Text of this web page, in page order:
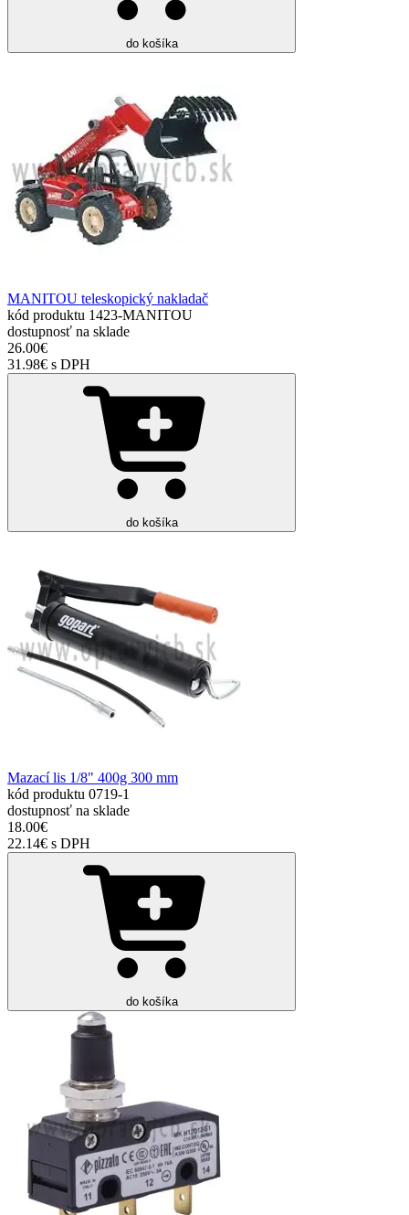
do košíka
MANITOU teleskopický nakladač
kód produktu 1423-MANITOU
dostupnosť na sklade
26.00€
31.98€ s DPH
do košíka
Mazací lis 1/8" 400g 300 mm
kód produktu 0719-1
dostupnosť na sklade
18.00€
22.14€ s DPH
do košíka